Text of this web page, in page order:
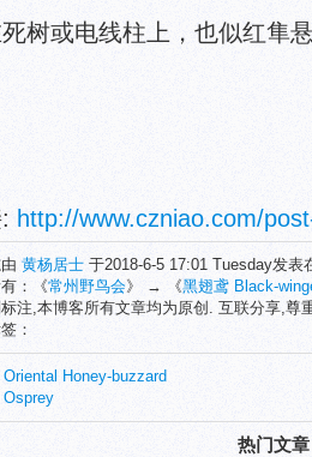
树或电线柱上，也似红隼
http://www.czniao.com/
黄杨居士 于2018-6-5 17:01 Tuesday发表
：《常州野鸟会》 → 《黑翅鸢 Black-
注,本博客所有文章均为原创. 互联分享,尊
：
Honey-buzzard
热门文章